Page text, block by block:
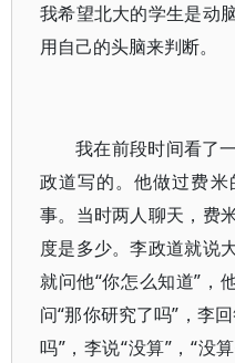
我希望北大的学生是动
用自己的头脑来判断。
我在前段时间看了
政道写的。他做过费
事。当时两人聊天，费
度是多少。李政道就说
就问他“你怎么知道”，
问“那你研究了吗”，李
吗”，李说“没算”，“没